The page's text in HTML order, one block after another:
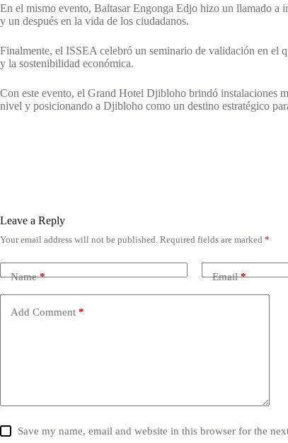
En el mismo evento, Baltasar Engonga Edjo hizo un llamado a
y un después en la vida de los ciudadanos.
Finalmente, el ISSEA celebró un seminario de validación en el
y la sostenibilidad económica.
Con este evento, el Grand Hotel Djibloho brindó instalaciones
nivel y posicionando a Djibloho como un destino estratégico
Leave a Reply
Your email address will not be published. Required fields are marked *
Name* Email*
Add Comment *
Save my name, email and website in this browser for the